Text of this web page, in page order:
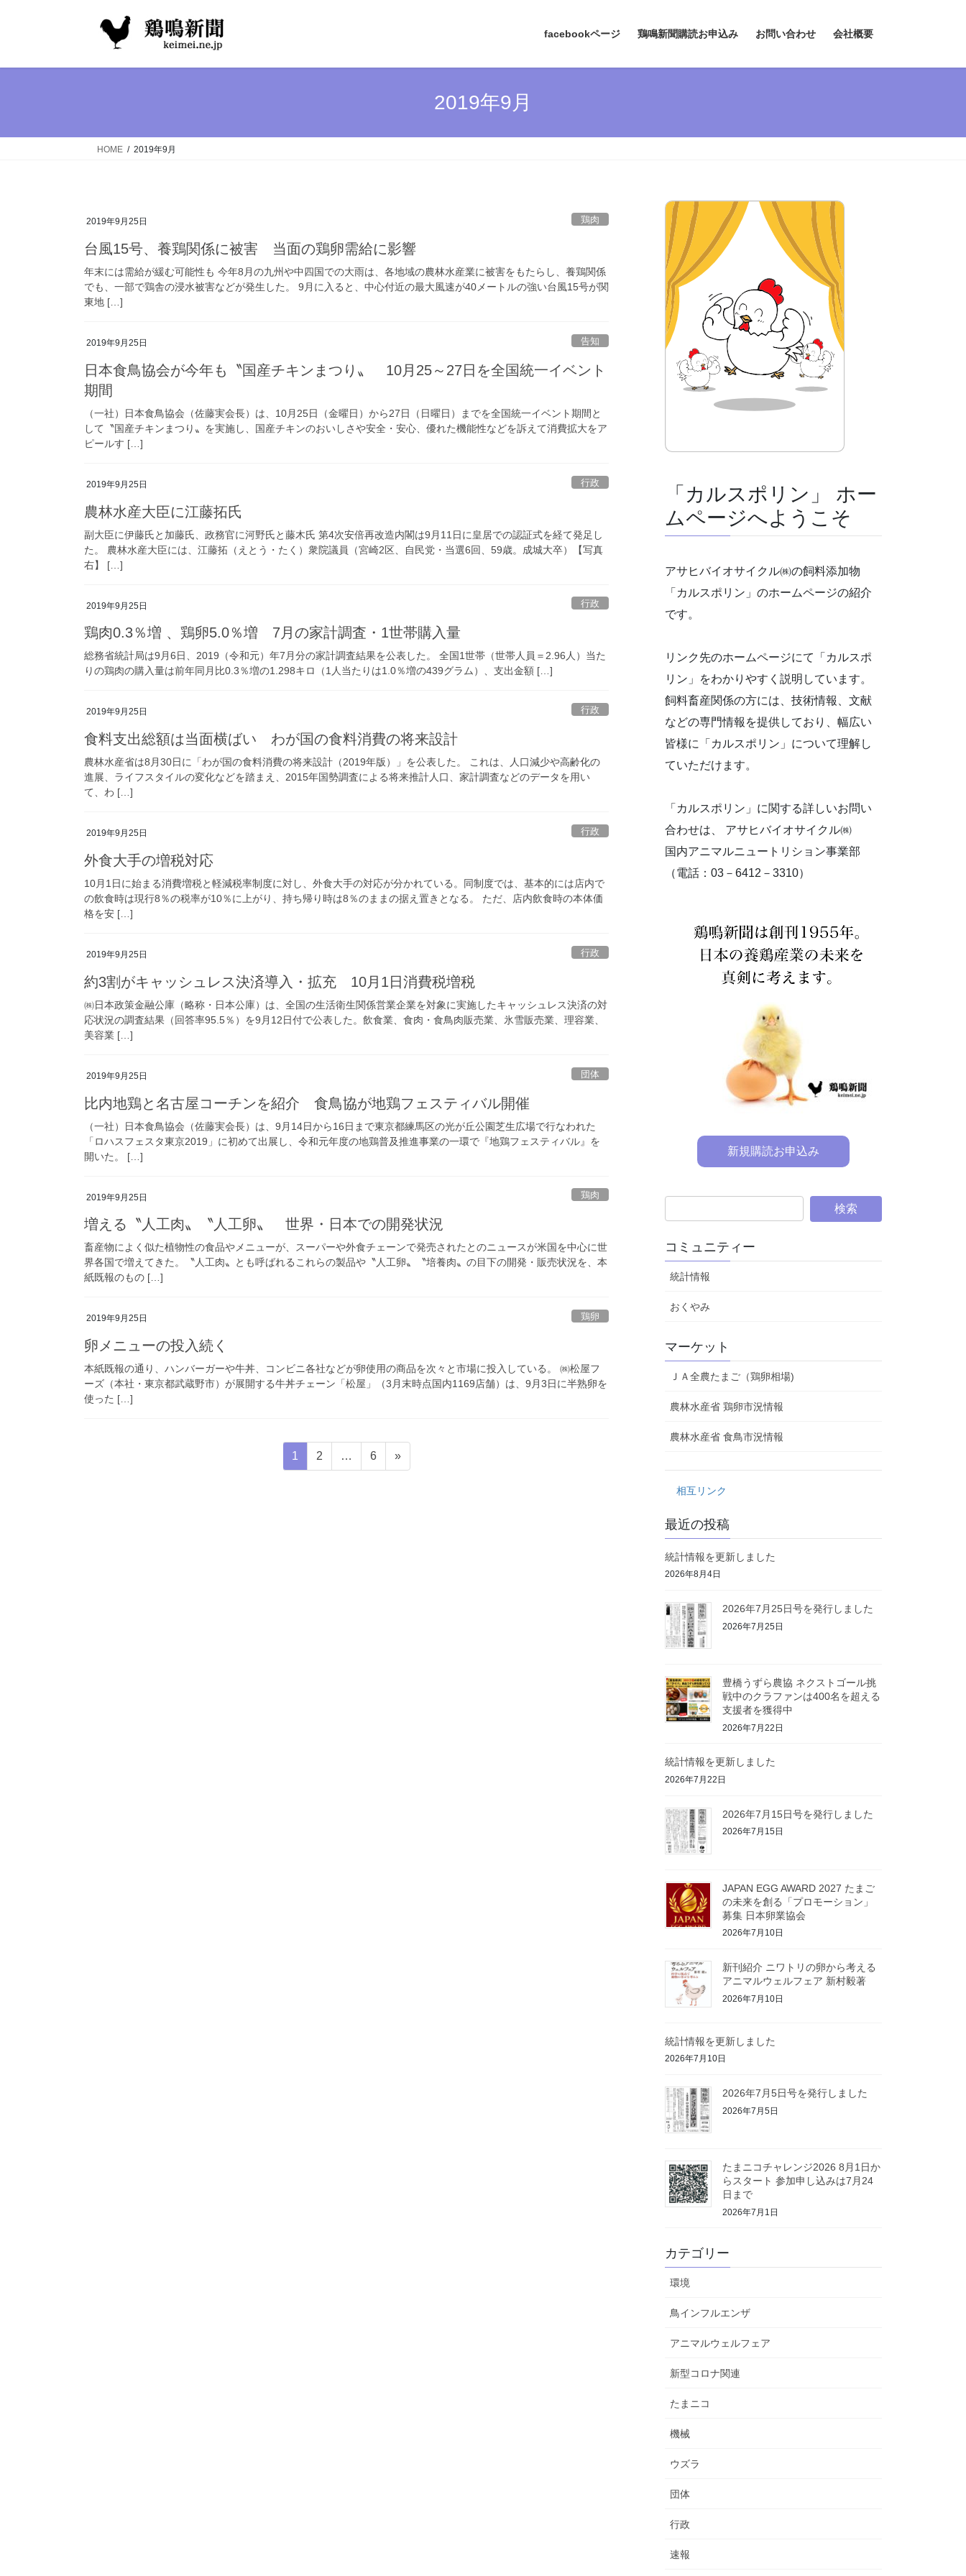
facebookページ 鶏鳴新聞購読お申込み お問い合わせ 会社概要
2019年9月
HOME 2019年9月
2019年9月25日 鶏肉
台風15号、養鶏関係に被害 当面の鶏卵需給に影響
年末には需給が緩む可能性も 今年8月の九州や中四国での大雨は、各地域の農林水産業に被害をもたらし、養鶏関係
でも、一部で鶏舎の浸水被害などが発生した。 9月に入ると、中心付近の最大風速が40メートルの強い台風15号が関
東地 […]
2019年9月25日 告知
日本食鳥協会が今年も〝国産チキンまつり〟 10月25～27日を全国統一イベント
期間
（一社）日本食鳥協会（佐藤実会長）は、10月25日（金曜日）から27日（日曜日）までを全国統一イベント期間と
して〝国産チキンまつり〟を実施し、国産チキンのおいしさや安全・安心、優れた機能性などを訴えて消費拡大をア
ピールす […]
2019年9月25日 行政
農林水産大臣に江藤拓氏
副大臣に伊藤氏と加藤氏、政務官に河野氏と藤木氏 第4次安倍再改造内閣は9月11日に皇居での認証式を経て発足し
た。 農林水産大臣には、江藤拓（えとう・たく）衆院議員（宮崎2区、自民党・当選6回、59歳。成城大卒）【写真
右】 […]
2019年9月25日 行政
鶏肉0.3％増 、鶏卵5.0％増 7月の家計調査・1世帯購入量
総務省統計局は9月6日、2019（令和元）年7月分の家計調査結果を公表した。 全国1世帯（世帯人員＝2.96人）当た
りの鶏肉の購入量は前年同月比0.3％増の1.298キロ（1人当たりは1.0％増の439グラム）、支出金額 […]
2019年9月25日 行政
食料支出総額は当面横ばい わが国の食料消費の将来設計
農林水産省は8月30日に「わが国の食料消費の将来設計（2019年版）」を公表した。 これは、人口減少や高齢化の
進展、ライフスタイルの変化などを踏まえ、2015年国勢調査による将来推計人口、家計調査などのデータを用い
て、わ […]
2019年9月25日 行政
外食大手の増税対応
10月1日に始まる消費増税と軽減税率制度に対し、外食大手の対応が分かれている。同制度では、基本的には店内で
の飲食時は現行8％の税率が10％に上がり、持ち帰り時は8％のままの据え置きとなる。 ただ、店内飲食時の本体価
格を安 […]
2019年9月25日 行政
約3割がキャッシュレス決済導入・拡充 10月1日消費税増税
㈱日本政策金融公庫（略称・日本公庫）は、全国の生活衛生関係営業企業を対象に実施したキャッシュレス決済の対
応状況の調査結果（回答率95.5％）を9月12日付で公表した。飲食業、食肉・食鳥肉販売業、氷雪販売業、理容業、
美容業 […]
2019年9月25日 団体
比内地鶏と名古屋コーチンを紹介 食鳥協が地鶏フェスティバル開催
（一社）日本食鳥協会（佐藤実会長）は、9月14日から16日まで東京都練馬区の光が丘公園芝生広場で行なわれた
「ロハスフェスタ東京2019」に初めて出展し、令和元年度の地鶏普及推進事業の一環で『地鶏フェスティバル』を
開いた。 […]
2019年9月25日 鶏肉
増える〝人工肉〟〝人工卵〟 世界・日本での開発状況
畜産物によく似た植物性の食品やメニューが、スーパーや外食チェーンで発売されたとのニュースが米国を中心に世
界各国で増えてきた。〝人工肉〟とも呼ばれるこれらの製品や〝人工卵〟〝培養肉〟の目下の開発・販売状況を、本
紙既報のもの […]
2019年9月25日 鶏卵
卵メニューの投入続く
本紙既報の通り、ハンバーガーや牛丼、コンビニ各社などが卵使用の商品を次々と市場に投入している。 ㈱松屋フ
ーズ（本社・東京都武蔵野市）が展開する牛丼チェーン「松屋」（3月末時点国内1169店舗）は、9月3日に半熟卵を
使った […]
固
定
1
固
定
2 …
固
定
6 »
「カルスポリン」 ホー
ムページへようこそ
アサヒバイオサイクル㈱の飼料添加物
「カルスポリン」のホームページの紹介
です。
リンク先のホームページにて「カルスポ
リン」をわかりやすく説明しています。
飼料畜産関係の方には、技術情報、文献
などの専門情報を提供しており、幅広い
皆様に「カルスポリン」について理解し
ていただけます。
「カルスポリン」に関する詳しいお問い
合わせは、 アサヒバイオサイクル㈱
国内アニマルニュートリション事業部
（電話：03－6412－3310）
新規購読お申込み
コミュニティー
統計情報
おくやみ
マーケット
ＪＡ全農たまご（鶏卵相場)
農林水産省 鶏卵市況情報
農林水産省 食鳥市況情報
相互リンク
最近の投稿
統計情報を更新しました
2026年8月4日
2026年7月25日号を発行しました
2026年7月25日
豊橋うずら農協 ネクストゴール挑
戦中のクラファンは400名を超える
支援者を獲得中
2026年7月22日
統計情報を更新しました
2026年7月22日
2026年7月15日号を発行しました
2026年7月15日
JAPAN EGG AWARD 2027 たまご
の未来を創る「プロモーション」
募集 日本卵業協会
2026年7月10日
新刊紹介 ニワトリの卵から考える
アニマルウェルフェア 新村毅著
2026年7月10日
統計情報を更新しました
2026年7月10日
2026年7月5日号を発行しました
2026年7月5日
たまニコチャレンジ2026 8月1日か
らスタート 参加申し込みは7月24
日まで
2026年7月1日
カテゴリー
環境
鳥インフルエンザ
アニマルウェルフェア
新型コロナ関連
たまニコ
機械
ウズラ
団体
行政
速報